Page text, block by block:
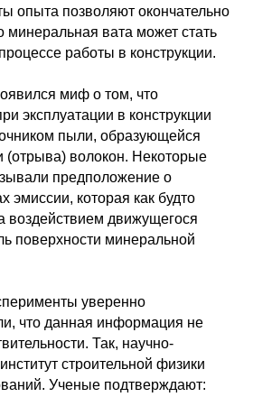
опыта позволяют окончательно
минеральная вата может стать
работы в конструкции.
миф о том, что
эксплуатации в конструкции
пыли, образующейся
(отрыва) волокон. Некоторые
предположение о
эмиссии, которая как будто
воздействием движущегося
поверхности минеральной
уверенно
что данная информация не
Так, научно-
строительной физики
Ученые подтверждают: